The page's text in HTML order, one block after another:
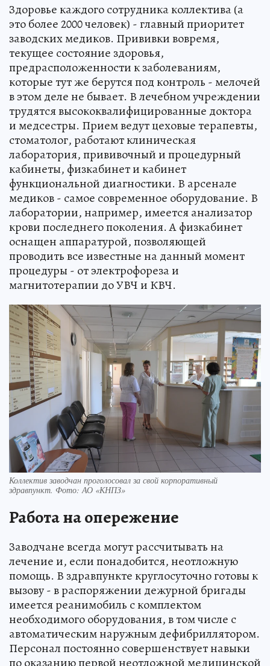
Здоровье каждого сотрудника коллектива (а
это более 2000 человек) - главный приоритет
заводских медиков. Прививки вовремя,
текущее состояние здоровья,
предрасположенности к заболеваниям,
которые тут же берутся под контроль - мелочей
в этом деле не бывает. В лечебном учреждении
трудятся высококвалифицированные доктора
и медсестры. Прием ведут цеховые терапевты,
стоматолог, работают клиническая
лаборатория, прививочный и процедурный
кабинеты, физкабинет и кабинет
функциональной диагностики. В арсенале
медиков - самое современное оборудование. В
лаборатории, например, имеется анализатор
крови последнего поколения. А физкабинет
оснащен аппаратурой, позволяющей
проводить все известные на данный момент
процедуры - от электрофореза и
магнитотерапии до УВЧ и КВЧ.
Коллектив заводчан проголосовал за свой корпоративный
здравпункт. Фото: АО «КНПЗ»
Работа на опережение
Заводчане всегда могут рассчитывать на
лечение и, если понадобится, неотложную
помощь. В здравпункте круглосуточно готовы к
вызову - в распоряжении дежурной бригады
имеется реанимобиль с комплектом
необходимого оборудования, в том числе с
автоматическим наружным дефибриллятором.
Персонал постоянно совершенствует навыки
по оказанию первой неотложной медицинской